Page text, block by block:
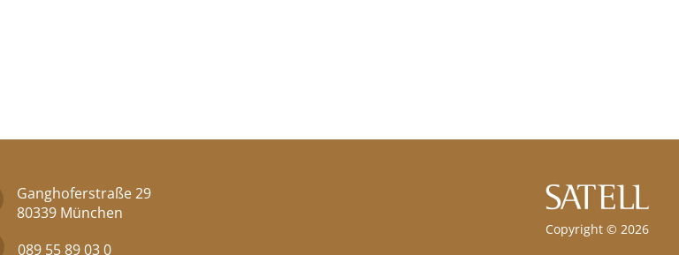
Ganghoferstraße 29
80339 München
089 55 89 03 0
Copyright © 2026